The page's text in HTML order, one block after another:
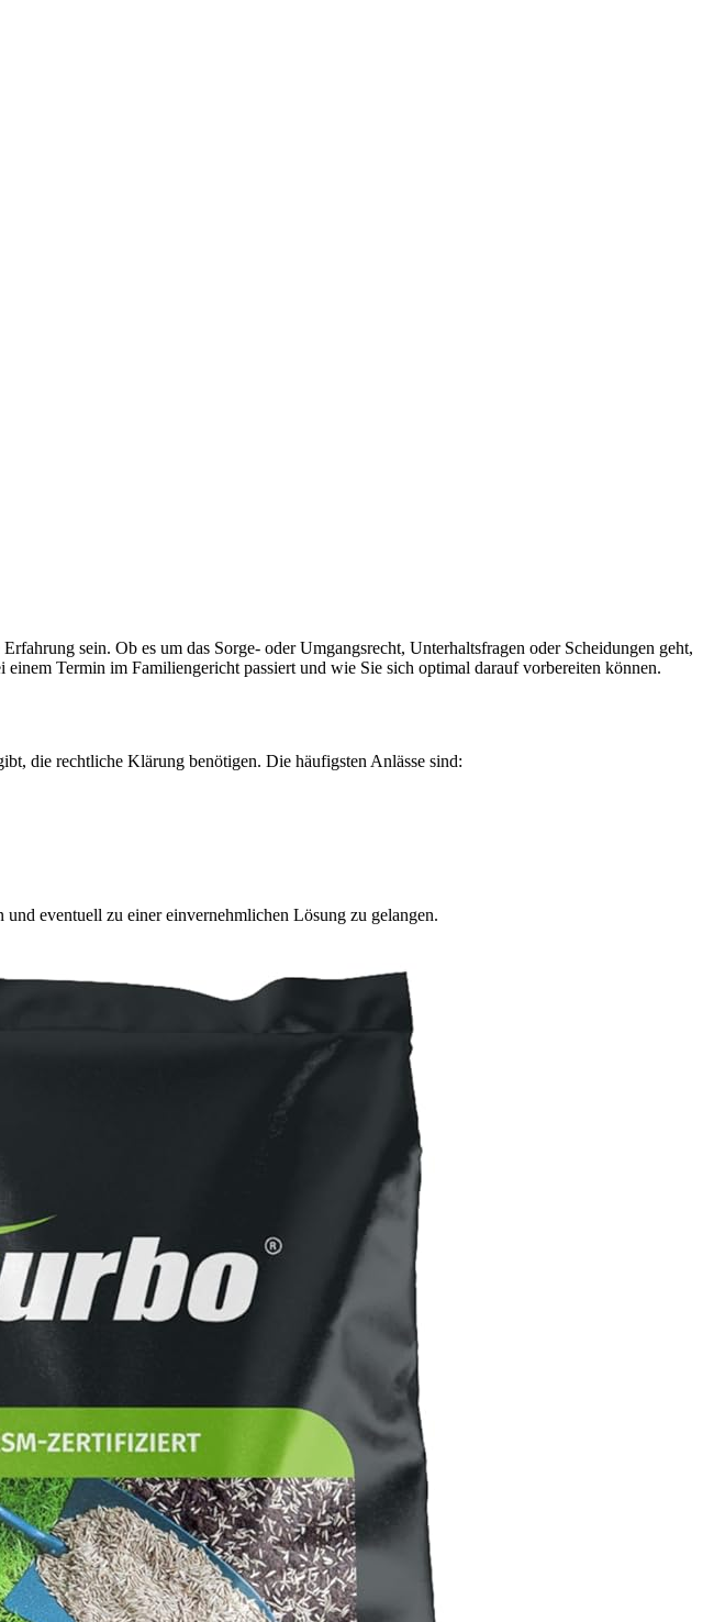
sein. Ob es um das Sorge- oder Umgangsrecht, Unterhaltsfragen oder Scheidungen geht,
Termin im Familiengericht passiert und wie Sie sich optimal darauf vorbereiten können.
die rechtliche Klärung benötigen. Die häufigsten Anlässe sind:
eventuell zu einer einvernehmlichen Lösung zu gelangen.